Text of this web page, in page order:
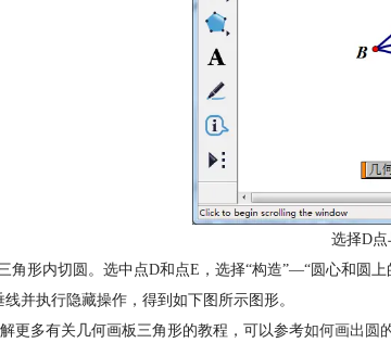
选择D
角形内切圆。选中点D和点E，选择“构造”—“圆心和圆
线并执行隐藏操作，得到如下图所示图形。
更多有关几何画板三角形的教程，可以参考如何画出圆